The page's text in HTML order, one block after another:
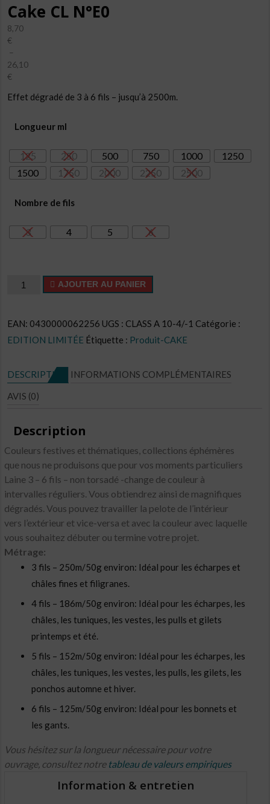
Cake CL N°E0
8,70
€
–
26,10
€
de
8,70€
26,10€
Effet dégradé de 3 à 6 fils – jusqu’à 2500m.
Longueur ml
125 250 500 750 1000
1250
1500
1750 2000 2250 2500
Nombre de fils
3 4 5 6
quantité
AJOUTER AU PANIER
EAN: 0430000062256 UGS : CLASS A 10-4/-1 Catégorie :
EDITION LIMITÉE Étiquette : Produit-CAKE
DESCRIPTION
INFORMATIONS COMPLÉMENTAIRES
AVIS (0)
Description
Couleurs festives et thématiques, collections éphémères
que nous ne produisons que pour vos moments particuliers
Laine 3 – 6 fils – non torsadé -change de couleur à
intervalles réguliers. Vous obtiendrez ainsi de magnifiques
dégradés. Vous pouvez travailler la pelote de l’intérieur
vers l’extérieur et vice-versa et avec la couleur avec laquelle
vous souhaitez débuter ou termine votre projet.
Métrage:
3 fils – 250m/50g environ: Idéal pour les écharpes et
châles fines et filigranes.
4 fils – 186m/50g environ: Idéal pour les écharpes, les
châles, les tuniques, les vestes, les pulls et gilets
printemps et été.
5 fils – 152m/50g environ: Idéal pour les écharpes, les
châles, les tuniques, les vestes, les pulls, les gilets, les
ponchos automne et hiver.
6 fils – 125m/50g environ: Idéal pour les bonnets et
les gants.
Vous hésitez sur la longueur nécessaire pour votre
ouvrage, consultez notre tableau de valeurs empiriques
Information & entretien